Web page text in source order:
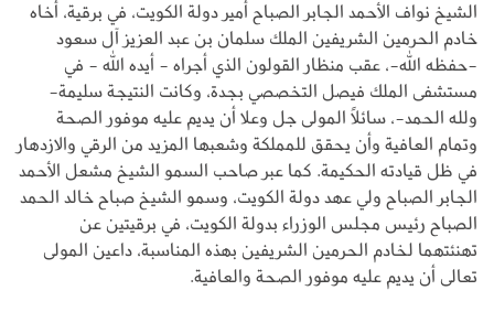
الشيخ نواف الأحمد الجابر الصباح أمير دولة الكويت، في برقية، أخاه
خادم الحرمين الشريفين الملك سلمان بن عبد العزيز آل سعود
-حفظه الله-، عقب منظار القولون الذي أجراه - أيده الله - في
مستشفى الملك فيصل التخصصي بجدة، وكانت النتيجة سليمة-
ولله الحمد-، سائلاً المولى جل وعلا أن يديم عليه موفور الصحة
وتمام العافية وأن يحقق للمملكة وشعبها المزيد من الرقي والازدهار
في ظل قيادته الحكيمة. كما عبر صاحب السمو الشيخ مشعل الأحمد
الجابر الصباح ولي عهد دولة الكويت، وسمو الشيخ صباح خالد الحمد
الصباح رئيس مجلس الوزراء بدولة الكويت، في برقيتين عن
تهنئتهما لخادم الحرمين الشريفين بهذه المناسبة، داعين المولى
تعالى أن يديم عليه موفور الصحة والعافية.